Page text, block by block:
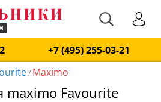
+7 (495) 255-03-21
/ Maximo
maximo Favourite